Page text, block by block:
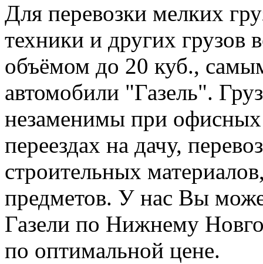
Для перевозки мелких
техники и других
объёмом до 20 куб.,
автомобили "Газель".
незаменимы при офисных
переездах на дачу,
строительных
предметов. У нас Вы
Газели по Нижнему
по оптимальной цене.